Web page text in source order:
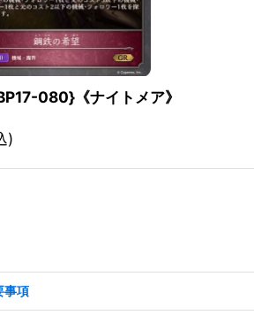
080}《ナイトメア》
)
事項